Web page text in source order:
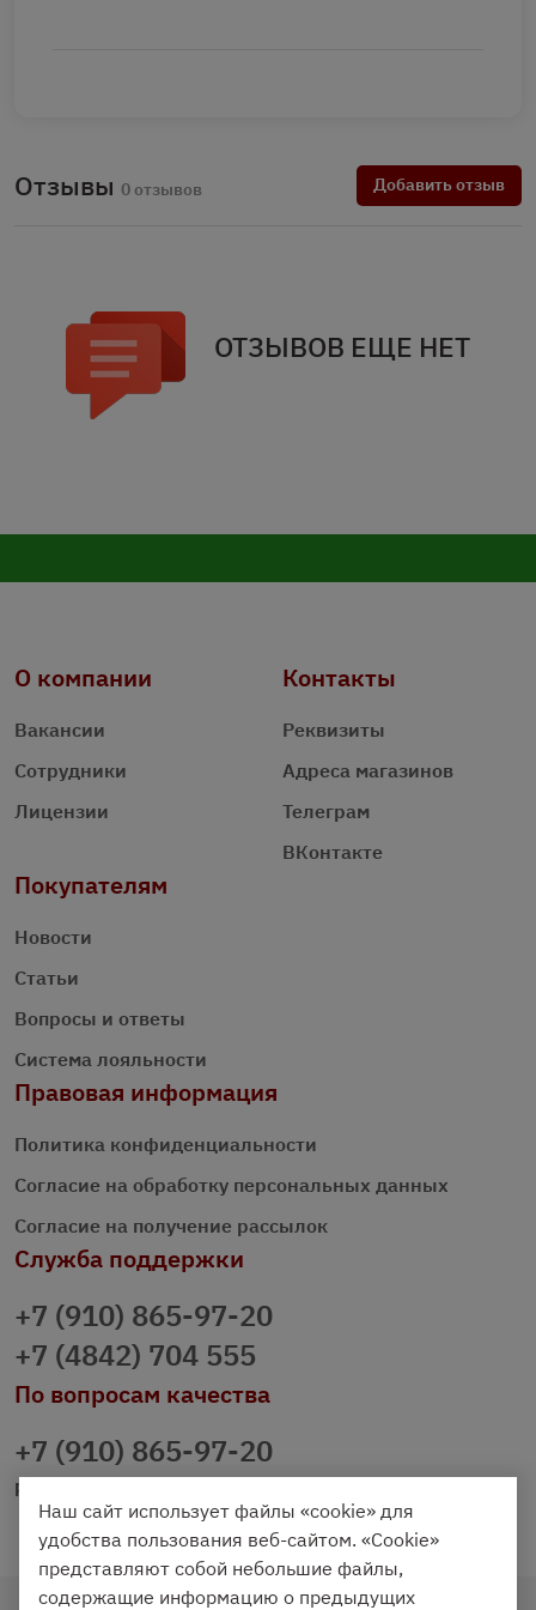
Отзывы 0 отзывов Добавить отзыв
ОТЗЫВОВ ЕЩЕ НЕТ
О компании
Вакансии
Сотрудники
Лицензии
Контакты
Реквизиты
Адреса магазинов
Телеграм
ВКонтакте
Покупателям
Новости
Статьи
Вопросы и ответы
Система лояльности
Правовая информация
Политика конфиденциальности
Согласие на обработку персональных данных
Согласие на получение рассылок
Служба поддержки
+7 (910) 865-97-20
+7 (4842) 704 555
По вопросам качества
+7 (910) 865-97-20
prazdnichniy40@palmi.ru
Наш сайт использует файлы «cookie» для
удобства пользования веб-сайтом. «Cookie»
представляют собой небольшие файлы,
содержащие информацию о предыдущих